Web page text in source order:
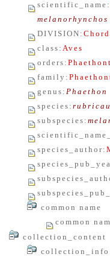
scientific_name :
melanorhynchos
DIVISION :
class : Aves
orders :
family :
genus : Phaethon
species :
subspecies :
species_author:
common name
common
collection_content
collection_info